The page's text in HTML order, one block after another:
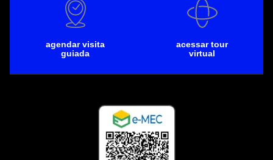
agendar visita
guiada
acessar tour
virtual